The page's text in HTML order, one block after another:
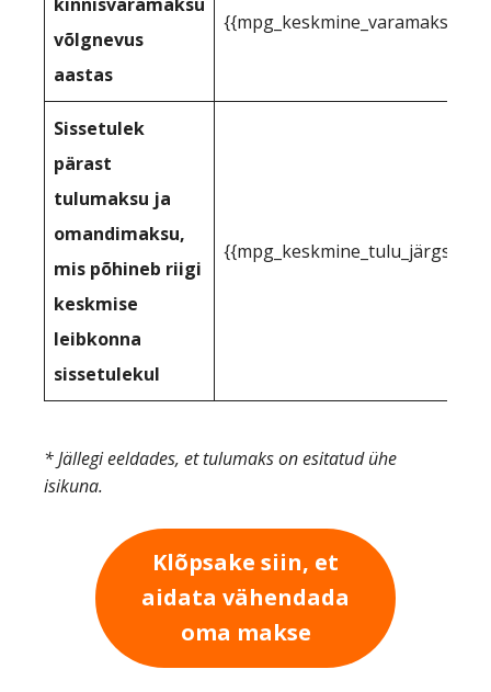
võlgnevus
aastas
Sissetulek
pärast
tulumaksu ja
omandimaksu,
mis põhineb riigi
keskmise
leibkonna
sissetulekul
* Jällegi eeldades, et tulumaks on esitatud ühe
isikuna.
Klõpsake siin, et
aidata vähendada
oma makse